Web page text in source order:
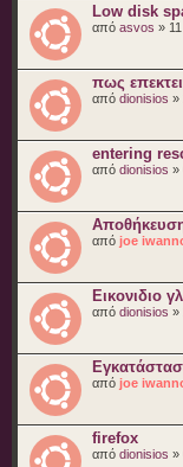
Low disk
από asvos »
πως
από dionisios »
entering
από dionisios »
από joe
Εικονιδιο
από dionisios »
από joe
firefox
από dionisios »